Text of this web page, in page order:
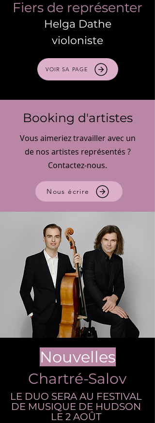
Fiers de représenter
Helga Dathe
violoniste
VOIR SA PAGE
Booking d'artistes
Vous aimeriez travailler avec un
de nos artistes représentés ?
Contactez-nous.
Nous écrire
Nouvelles
Chartré-Salov
LE DUO SERA AU FESTIVAL
DE MUSIQUE DE HUDSON
LE 2 AOÛT